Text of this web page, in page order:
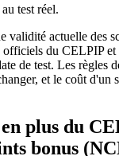
test réel.
validité actuelle des
officiels du CELPIP
de test. Les règles
et le coût d'un
plus du
bonus